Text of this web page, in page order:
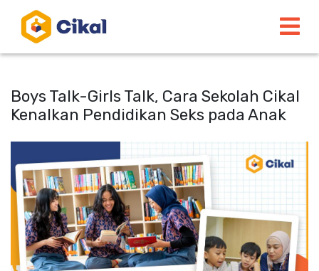
Boys Talk-Girls Talk, Cara Sekolah Cikal
Kenalkan Pendidikan Seks pada Anak